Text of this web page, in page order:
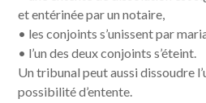
et entérinée par un notaire,
• les conjoints s’unissent par
• l’un des deux conjoints s’éteint.
Un tribunal peut aussi dissoudre
possibilité d’entente.